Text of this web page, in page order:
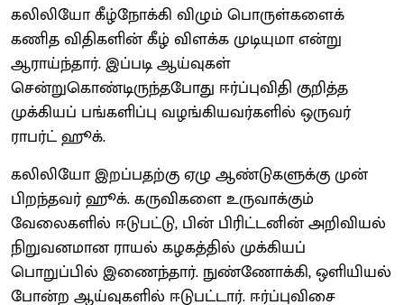
கலிலியோ கீழ்நோக்கி விழும் பொருள்களைக்
கணித விதிகளின் கீழ் விளக்க முடியுமா என்று
ஆராய்ந்தார். இப்படி ஆய்வுகள்
சென்றுகொண்டிருந்தபோது ஈர்ப்புவிதி குறித்த
முக்கியப் பங்களிப்பு வழங்கியவர்களில் ஒருவர்
ராபர்ட் ஹூக்.
கலிலியோ இறப்பதற்கு ஏழு ஆண்டுகளுக்கு முன்
பிறந்தவர் ஹூக். கருவிகளை உருவாக்கும்
வேலைகளில் ஈடுபட்டு, பின் பிரிட்டனின் அறிவியல்
நிறுவனமான ராயல் கழகத்தில் முக்கியப்
பொறுப்பில் இணைந்தார். நுண்ணோக்கி, ஒளியியல்
போன்ற ஆய்வுகளில் ஈடுபட்டார். ஈர்ப்புவிசை